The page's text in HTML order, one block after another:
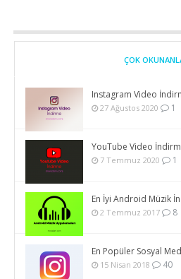
ÇOK
Instagram Video
27 Ağustos 2020 1
YouTube Video
7 Temmuz 2020 1
En İyi Android Müzik
2 Temmuz 2017 8
En Popüler Sosyal
15 Nisan 2018 40